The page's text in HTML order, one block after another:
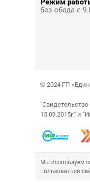
без обеда с
© 2024 ГП
15.09.2015г." и
Мы используем
пользоваться